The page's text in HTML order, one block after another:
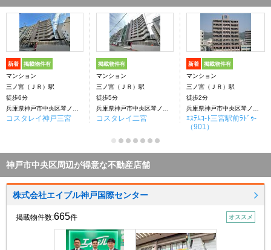
新着 掲載物件有
マンション
三ノ宮（ＪＲ）駅
徒歩6分
コスタレイ神戸三宮
掲載物件有
マンション
三ノ宮（ＪＲ）駅
徒歩5分
コスタレイ二宮
新着 掲載物件有
マンション
三ノ宮（ＪＲ）駅
徒歩2分
ｴｽﾃﾑｺ-ﾄ三宮駅前ﾗﾄﾞｩ-
（901）
神戸市中央区周辺が得意な不動産店舗
株式会社エイブル神戸国際センター
掲載物件数:665件 オススメ